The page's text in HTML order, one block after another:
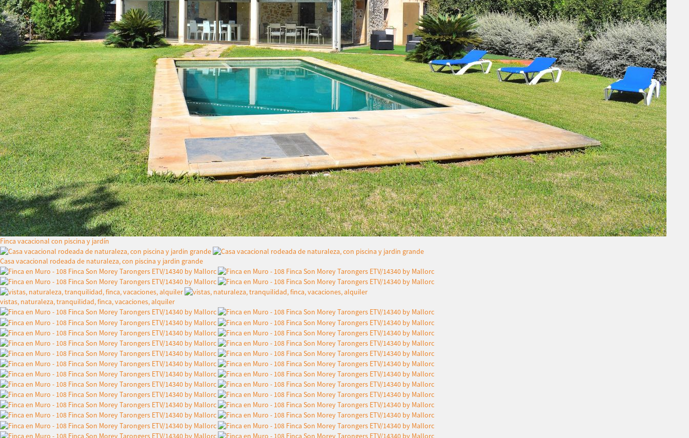
Finca vacacional con piscina y jardín
Casa vacacional rodeada de naturaleza, con piscina y jardin grande
vistas, naturaleza, tranquilidad, finca, vacaciones, alquiler